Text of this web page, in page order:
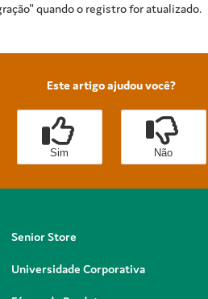
quando o registro for atualizado.
Este artigo ajudou você?
Sim Não
Senior Store
Universidade Corporativa